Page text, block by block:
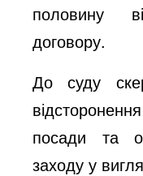
половину
договору.
До суду
посади та
заходу у